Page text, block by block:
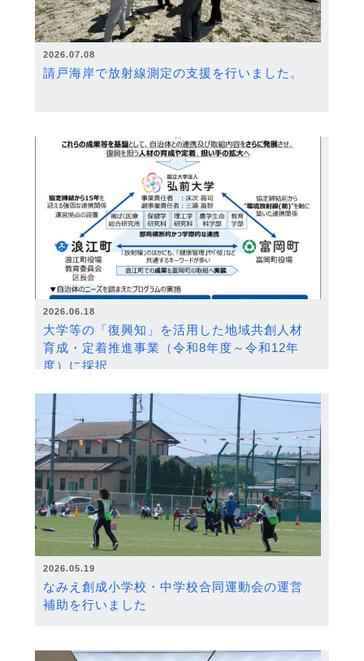
2026.07.08
請戸海岸で放射線測定の支援を行いました。
2026.06.18
大学等の「復興知」を活用した地域共創人材
育成・定着推進事業（令和8年度～令和12年
度）に採択
2026.05.19
なみえ創成小学校・中学校合同運動会の運営
補助を行いました